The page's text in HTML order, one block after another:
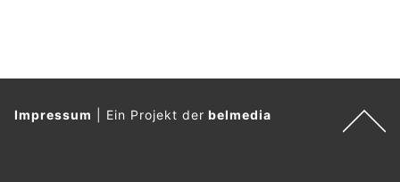
Impressum Ein Projekt derbelmedia